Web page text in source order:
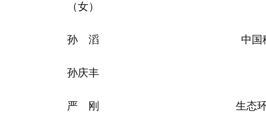
（女）
孙 滔 中国
孙庆丰
严 刚 生态